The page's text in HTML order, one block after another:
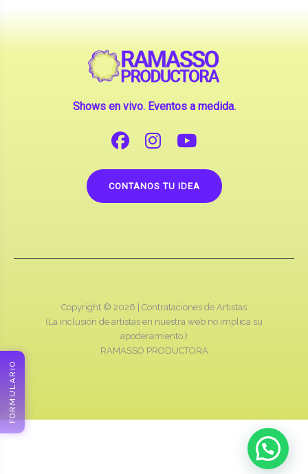
Shows en vivo. Eventos a medida.
CONTANOS TU IDEA
Copyright © 2026 | Contrataciones de Artistas
(La inclusión de artistas en nuestra web no implica su
apoderamiento.)
RAMASSO PRODUCTORA
FORMULARIO